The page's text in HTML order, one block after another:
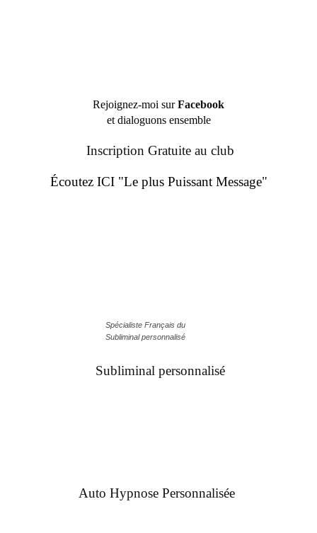
Rejoignez-moi surFacebook
et dialoguons ensemble
Inscription Gratuite au club
Écoutez ICI "Le plus Puissant Message"
Spécialiste Français du
Subliminal personnalisé
Subliminal personnalisé
Auto Hypnose Personnalisée